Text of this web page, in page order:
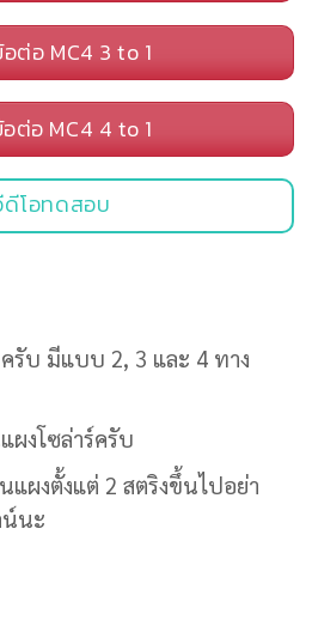
ต่อ MC4 3 to 1
ต่อ MC4 4 to 1
โอทดสอบ
รับ มีแบบ 2, 3 และ 4 ทาง
ผงโซล่าร์ครับ
แผงตั้งแต่ 2 สตริงขึ้นไปอย่า
นะ